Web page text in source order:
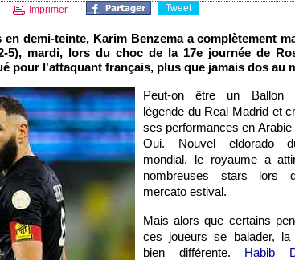
Imprimer Tweet
demi-teinte, Karim Benzema a complètement
5), mardi, lors du choc de la 17e journée de
pour l'attaquant français, plus que jamais dos au
Peut-on être un Ballon
légende du Real Madrid et
ses performances en Arabie
Oui. Nouvel eldorado
mondial, le royaume a
nombreuses stars lors
mercato estival.
Mais alors que certains
ces joueurs se balader, la
bien différente. Habib